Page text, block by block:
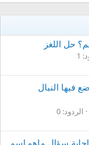
حل اللغز
1
فيها النبال
الردود: 0